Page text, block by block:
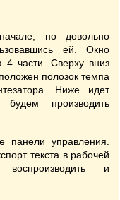
но довольно
ей. Окно
4 части. Сверху вниз
полозок темпа
Ниже идет
производить
панели управления.
текста в рабочей
и